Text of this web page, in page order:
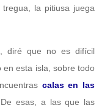
la pitiusa juega
diré que no es difícil
en esta isla, sobre todo
calas en las
esas, a las que las